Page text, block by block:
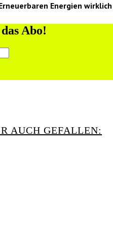
Energien
Abo!
AUCH GEFALLEN: